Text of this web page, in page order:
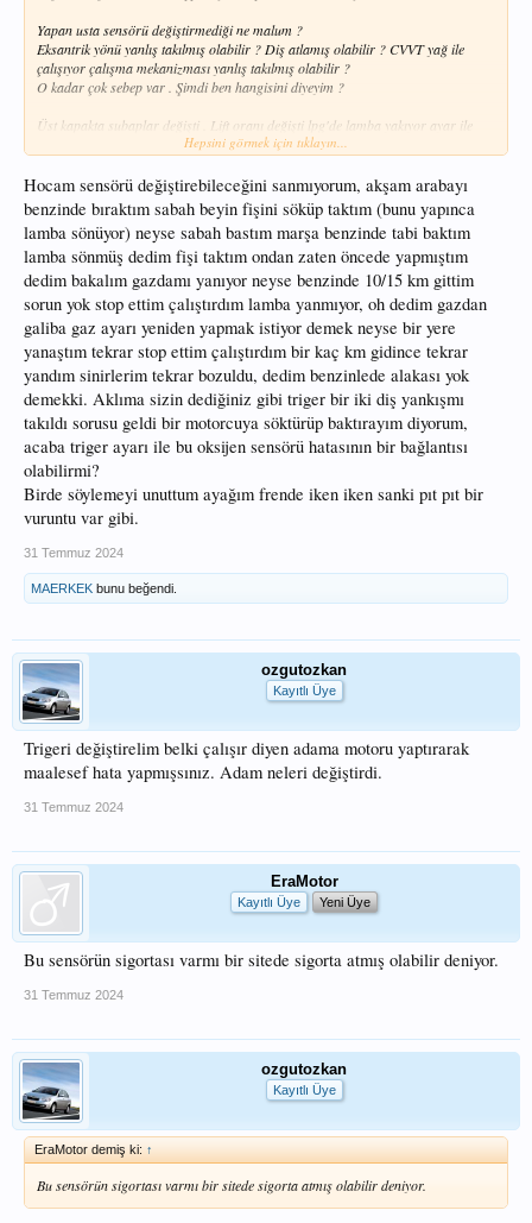
Yapan usta sensörü değiştirmediği ne malum ?
Eksantrik yönü yanlış takılmış olabilir ? Diş atlamış olabilir ? CVVT yağ ile
çalışıyor çalışma mekanizması yanlış takılmış olabilir ?
O kadar çok sebep var . Şimdi ben hangisini diyeyim ?
Üst kapakta subaplar değişti . Lift oranı değişti lpg'de lamba yakıyor ayar ile
Benzinde O2 sensör hatası veriyor mu ?
Siz elm327 wifi adaptörü alacak mıydınız ? Birkaç arkadaş vardı almayı
düşünen ?
Hepsini görmek için tıklayın...
Hocam sensörü değiştirebileceğini sanmıyorum, akşam arabayı
benzinde bıraktım sabah beyin fişini söküp taktım (bunu yapınca
lamba sönüyor) neyse sabah bastım marşa benzinde tabi baktım
lamba sönmüş dedim fişi taktım ondan zaten öncede yapmıştım
dedim bakalım gazdamı yanıyor neyse benzinde 10/15 km gittim
sorun yok stop ettim çalıştırdım lamba yanmıyor, oh dedim gazdan
galiba gaz ayarı yeniden yapmak istiyor demek neyse bir yere
yanaştım tekrar stop ettim çalıştırdım bir kaç km gidince tekrar
yandım sinirlerim tekrar bozuldu, dedim benzinlede alakası yok
demekki. Aklıma sizin dediğiniz gibi triger bir iki diş yankışmı
takıldı sorusu geldi bir motorcuya söktürüp baktırayım diyorum,
acaba triger ayarı ile bu oksijen sensörü hatasının bir bağlantısı
olabilirmi?
Birde söylemeyi unuttum ayağım frende iken iken sanki pıt pıt bir
vuruntu var gibi.
31 Temmuz 2024
MAERKEK bunu beğendi.
ozgutozkan
Kayıtlı Üye
Trigeri değiştirelim belki çalışır diyen adama motoru yaptırarak
maalesef hata yapmışsınız. Adam neleri değiştirdi.
31 Temmuz 2024
EraMotor
Kayıtlı Üye Yeni Üye
Bu sensörün sigortası varmı bir sitede sigorta atmış olabilir deniyor.
31 Temmuz 2024
ozgutozkan
Kayıtlı Üye
EraMotor demiş ki: ↑
Bu sensörün sigortası varmı bir sitede sigorta atmış olabilir deniyor.